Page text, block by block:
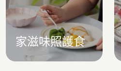
家滋味照護食